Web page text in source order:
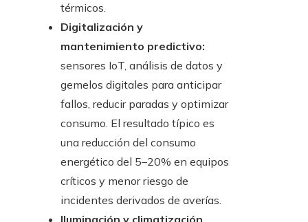
térmicos.
Digitalización y
mantenimiento predictivo:
sensores IoT, análisis de datos y
gemelos digitales para anticipar
fallos, reducir paradas y optimizar
consumo. El resultado típico es
una reducción del consumo
energético del 5–20% en equipos
críticos y menor riesgo de
incidentes derivados de averías.